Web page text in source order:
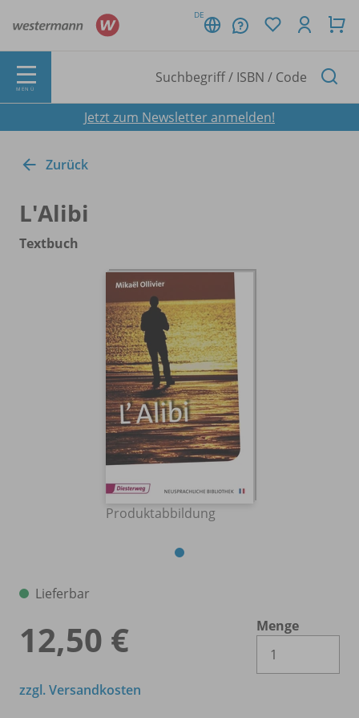
DE
MENÜ
Jetzt zum Newsletter anmelden!
Zurück
L'Alibi
Textbuch
Produktabbildung
Lieferbar
12,50 €
Menge
zzgl. Versandkosten